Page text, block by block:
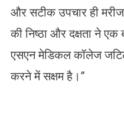
और सटीक उपचार ही
की निष्ठा और दक्षता ने एक
एसएन मेडिकल कॉलेज
करने में सक्षम है।”